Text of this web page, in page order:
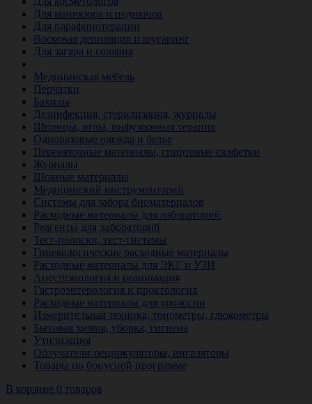
Для маникюра и педикюра
Для парафинотерапии
Восковая депиляция и шугаринг
Для загара и солярия
Медицинская мебель
Перчатки
Бахилы
Дезинфекция, стерилизация, журналы
Шприцы, иглы, инфузионная терапия
Одноразовые одежда и белье
Перевязочные материалы, спиртовые салфетки
Журналы
Шовные материалы
Медицинский инструментарий
Системы для забора биоматериалов
Расходные материалы для лабораторий
Реагенты для лабораторий
Тест-полоски, тест-системы
Гинекологические расходные материалы
Расходные материалы для ЭКГ и УЗИ
Анестезиология и реанимация
Гастроэнтерология и проктология
Расходные материалы для урологии
Измерительная техника, тонометры, глюкометры
Бытовая химия, уборка, гигиена
Утилизация
Облучатели-рециркуляторы, ингаляторы
Товары по бонусной программе
В корзине 0 товаров